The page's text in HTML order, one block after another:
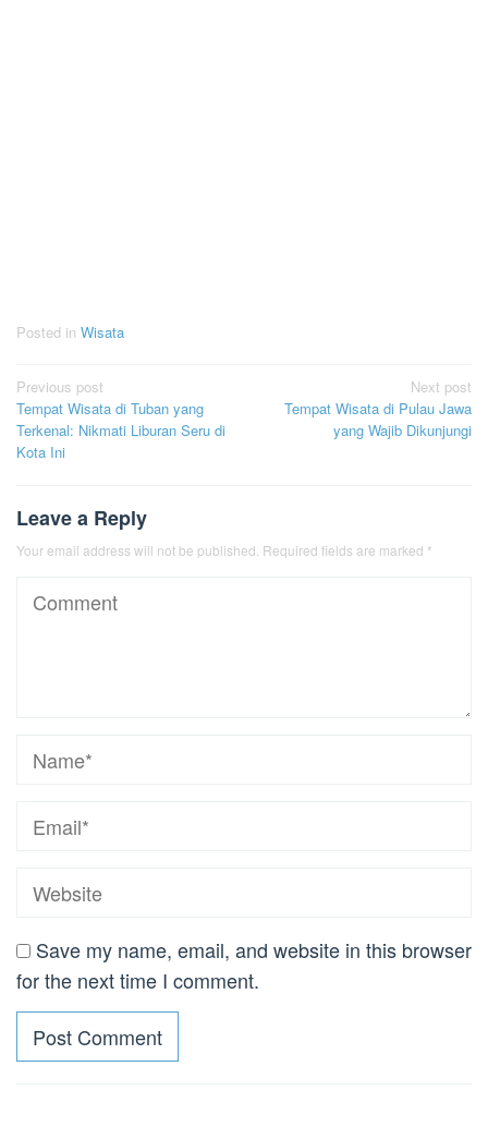
Posted in Wisata
Post
navigation
Previous post
Tempat Wisata di Tuban yang
Terkenal: Nikmati Liburan Seru di
Kota Ini
Next post
Tempat Wisata di Pulau Jawa
yang Wajib Dikunjungi
Leave a Reply
Your email address will not be published. Required fields are marked *
Save my name, email, and website in this browser
for the next time I comment.